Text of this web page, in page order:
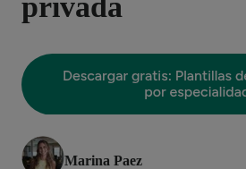
Marina Paez